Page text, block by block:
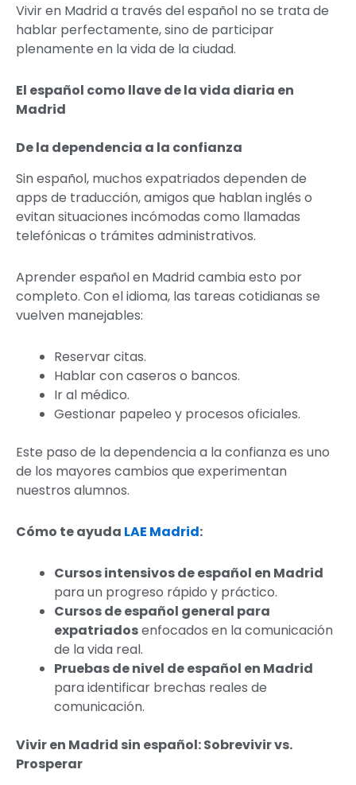
Vivir en Madrid a través del español no se trata de
hablar perfectamente, sino de participar
plenamente en la vida de la ciudad.
El español como llave de la vida diaria en
Madrid
De la dependencia a la confianza
Sin español, muchos expatriados dependen de
apps de traducción, amigos que hablan inglés o
evitan situaciones incómodas como llamadas
telefónicas o trámites administrativos.
Aprender español en Madrid cambia esto por
completo. Con el idioma, las tareas cotidianas se
vuelven manejables:
Reservar citas.
Hablar con caseros o bancos.
Ir al médico.
Gestionar papeleo y procesos oficiales.
Este paso de la dependencia a la confianza es uno
de los mayores cambios que experimentan
nuestros alumnos.
Cómo te ayuda LAE Madrid:
Cursos intensivos de español en Madrid
para un progreso rápido y práctico.
Cursos de español general para
expatriadosenfocados en la comunicación
de la vida real.
Pruebas de nivel de español en Madrid
para identificar brechas reales de
comunicación.
Vivir en Madrid sin español: Sobrevivir vs.
Prosperar